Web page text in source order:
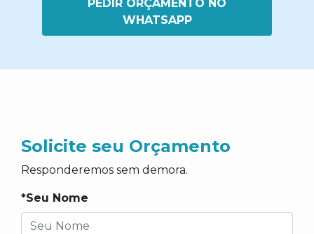
PEDIR ORÇAMENTO NO
WHATSAPP
Solicite seu Orçamento
Responderemos sem demora.
*Seu Nome